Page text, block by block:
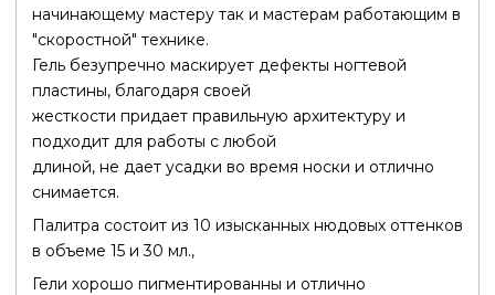
начинающему мастеру так и мастерам работающим в
"скоростной" технике.
Гель безупречно маскирует дефекты ногтевой
пластины, благодаря своей
жесткости придает правильную архитектуру и
подходит для работы с любой
длиной, не дает усадки во время носки и отлично
снимается.
Палитра состоит из 10 изысканных нюдовых оттенков
в объеме 15 и 30 мл.,
Гели хорошо пигментированны и отлично